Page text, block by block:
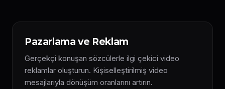
Pazarlama ve Reklam
Gerçekçi konuşan sözcülerle ilgi çekici video
reklamlar oluşturun. Kişiselleştirilmiş video
mesajlarıyla dönüşüm oranlarını artırın.